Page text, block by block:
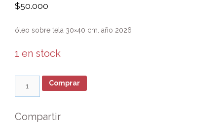
$50.000
óleo sobre tela 30×40 cm. año 2026
1 en stock
Sacerdotisa
la
Coneja
Comprar
Compartir